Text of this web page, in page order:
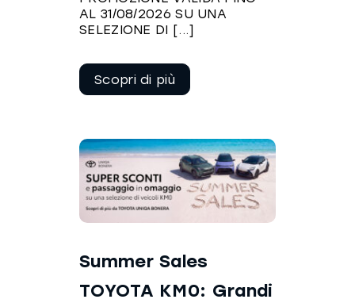
AL 31/08/2026 SU UNA
SELEZIONE DI [...]
leggere
Summer Sales
TOYOTA KM0: Grandi